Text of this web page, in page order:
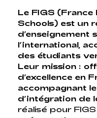
Le FIGS
Schools) est un
l’international,
des étudiants
Leur mission :
d’excellence en
accompagnant
d’intégration de
réalisé pour